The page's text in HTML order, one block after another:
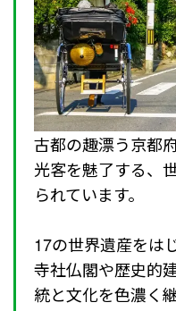
古都の趣漂う京都
光客を魅了する、
られています。
17の世界遺産をは
寺社仏閣や歴史的
統と文化を色濃く